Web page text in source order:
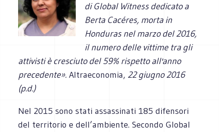
di Global Witness dedicato a
Berta Cacéres, morta in
Honduras nel marzo del 2016,
il numero delle vittime tra gli
attivisti è cresciuto del 59% rispetto all'anno
precedente». Altraeconomia, 22 giugno 2016
(p.d.)
Nel 2015 sono stati assassinati 185 difensori
del territorio e dell’ambiente. Secondo Global